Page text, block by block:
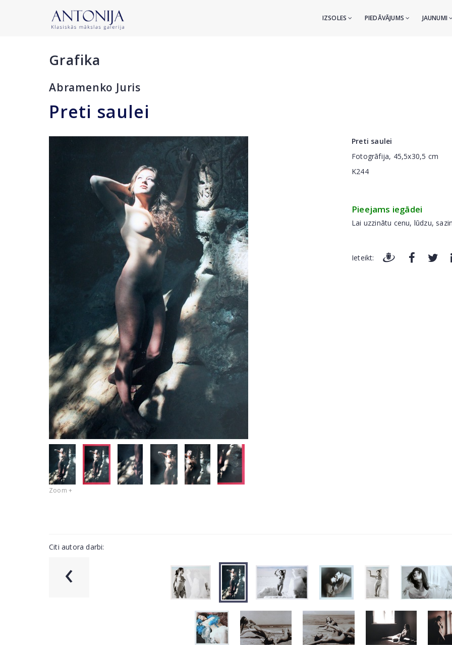
IZSOLES PIEDĀVĀJUMS JAUNUMI
Grafika
Abramenko Juris
Preti saulei
Zoom +
Preti saulei
Fotogrāfija, 45,5x30,5 cm
K244
Pieejams iegādei
Lai uzzinātu cenu, lūdzu,
Ieteikt:
Citi autora darbi:
‹